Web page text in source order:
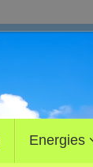
Energies